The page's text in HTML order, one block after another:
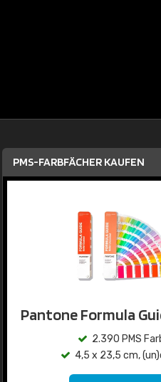
PMS-FARBFÄCHER KAUFEN
Pantone Formula
2.390 PMS
4,5 x 23,5 cm,